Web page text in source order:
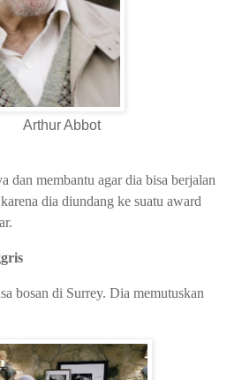
dan membantu agar dia bisa berjalan
dia diundang ke suatu award
bosan di Surrey. Dia memutuskan